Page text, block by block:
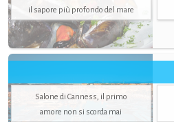
il sapore più profondo del mare
Salone di Canness, il primo
amore non si scorda mai